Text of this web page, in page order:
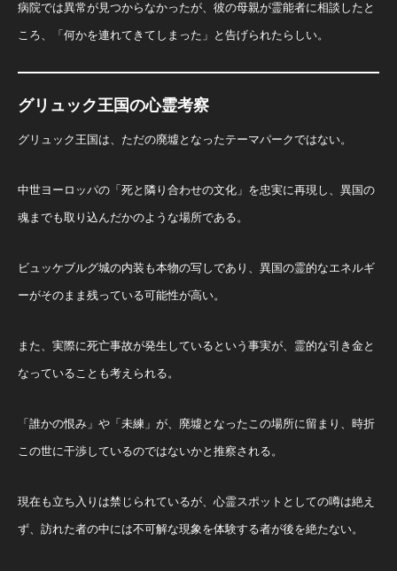
病院では異常が見つからなかったが、彼の母親が霊能者に相談したと
ころ、「何かを連れてきてしまった」と告げられたらしい。
グリュック王国の心霊考察
グリュック王国は、ただの廃墟となったテーマパークではない。
中世ヨーロッパの「死と隣り合わせの文化」を忠実に再現し、異国の
魂までも取り込んだかのような場所である。
ビュッケブルグ城の内装も本物の写しであり、異国の霊的なエネルギ
ーがそのまま残っている可能性が高い。
また、実際に死亡事故が発生しているという事実が、霊的な引き金と
なっていることも考えられる。
「誰かの恨み」や「未練」が、廃墟となったこの場所に留まり、時折
この世に干渉しているのではないかと推察される。
現在も立ち入りは禁じられているが、心霊スポットとしての噂は絶え
ず、訪れた者の中には不可解な現象を体験する者が後を絶たない。